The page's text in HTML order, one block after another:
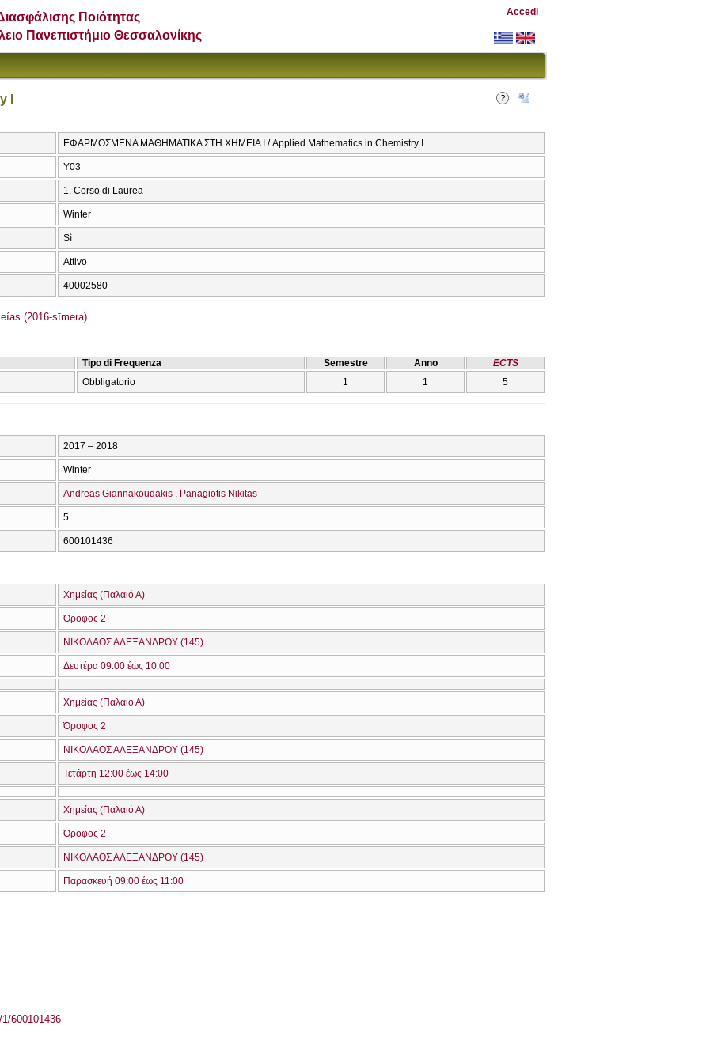
Ποιότητας
Πανεπιστήμιο Θεσσαλονίκης
Accedi
I
ΕΦΑΡΜΟΣΜΕΝΑ ΜΑΘΗΜΑΤΙΚΑ ΣΤΗ ΧΗΜΕΙΑ Ι / Applied Mathematics in Chemistry I
Υ03
1. Corso di Laurea
Winter
Sì
Attivo
40002580
(2016-sīmera)
Tipo di Frequenza Semestre Anno
ECTS
Obbligatorio 1 1 5
2017 – 2018
Winter
Andreas Giannakoudakis Panagiotis Nikitas
5
600101436
Χημείας (Παλαιό Α)
Όροφος 2
ΝΙΚΟΛΑΟΣ ΑΛΕΞΑΝΔΡΟΥ (145)
Δευτέρα 09:00 έως 10:00
Χημείας (Παλαιό Α)
Όροφος 2
ΝΙΚΟΛΑΟΣ ΑΛΕΞΑΝΔΡΟΥ (145)
Τετάρτη 12:00 έως 14:00
Χημείας (Παλαιό Α)
Όροφος 2
ΝΙΚΟΛΑΟΣ ΑΛΕΞΑΝΔΡΟΥ (145)
Παρασκευή 09:00 έως 11:00
600101436